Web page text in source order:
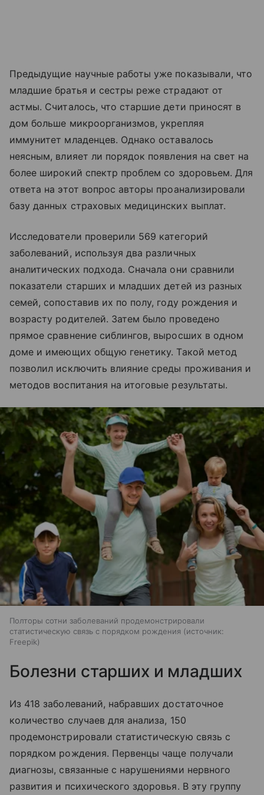
Предыдущие научные работы уже показывали, что
младшие братья и сестры реже страдают от
астмы. Считалось, что старшие дети приносят в
дом больше микроорганизмов, укрепляя
иммунитет младенцев. Однако оставалось
неясным, влияет ли порядок появления на свет на
более широкий спектр проблем со здоровьем. Для
ответа на этот вопрос авторы проанализировали
базу данных страховых медицинских выплат.
Исследователи проверили 569 категорий
заболеваний, используя два различных
аналитических подхода. Сначала они сравнили
показатели старших и младших детей из разных
семей, сопоставив их по полу, году рождения и
возрасту родителей. Затем было проведено
прямое сравнение сиблингов, выросших в одном
доме и имеющих общую генетику. Такой метод
позволил исключить влияние среды проживания и
методов воспитания на итоговые результаты.
Полторы сотни заболеваний продемонстрировали
статистическую связь с порядком рождения
источник:
Freepik
Болезни старших и младших
Из 418 заболеваний, набравших достаточное
количество случаев для анализа, 150
продемонстрировали статистическую связь с
порядком рождения. Первенцы чаще получали
диагнозы, связанные с нарушениями нервного
развития и психического здоровья. В эту группу